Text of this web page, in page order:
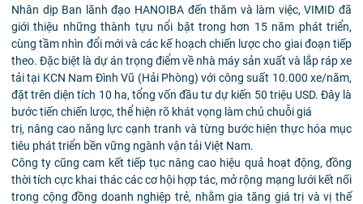
Nhân dịp Ban lãnh đạo HANOIBA đến thăm và làm việc, VIMID đã
giới thiệu những thành tựu nổi bật trong hơn 15 năm phát triển,
cùng tầm nhìn đổi mới và các kế hoạch chiến lược cho giai đoạn tiếp
theo. Đặc biệt là dự án trọng điểm về nhà máy sản xuất và lắp ráp xe
tải tại KCN Nam Đình Vũ (Hải Phòng) với công suất 10.000 xe/năm,
đặt trên diện tích 10 ha, tổng vốn đầu tư dự kiến 50 triệu USD. Đây là
bước tiến chiến lược, thể hiện rõ khát vọng làm chủ chuỗi giá
trị, nâng cao năng lực cạnh tranh và từng bước hiện thực hóa mục
tiêu phát triển bền vững ngành vận tải Việt Nam.
Công ty cũng cam kết tiếp tục nâng cao hiệu quả hoạt động, đồng
thời tích cực khai thác các cơ hội hợp tác, mở rộng mạng lưới kết nối
trong cộng đồng doanh nghiệp trẻ, nhằm gia tăng giá trị và vị thế